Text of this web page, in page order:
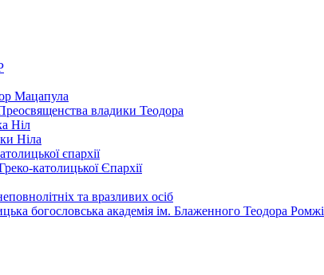
Мацапула
владики Теодора
Ніл
Ніла
єпархії
католицької Єпархії
та вразливих осіб
богословська академія ім. Блаженного Теодора Ромжі